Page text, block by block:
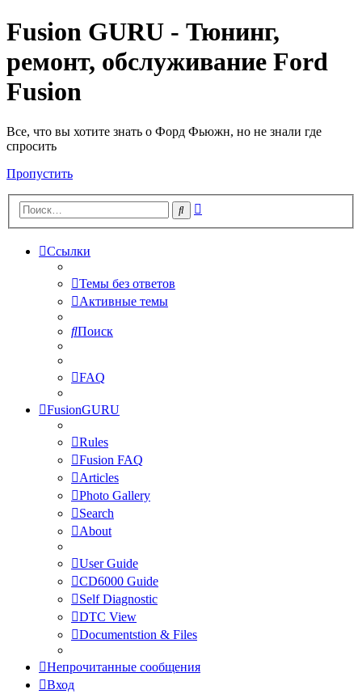
Fusion GURU - Тюнинг,
ремонт, обслуживание Ford
Fusion
Все, что вы хотите знать о Форд Фьюжн, но не знали где
спросить
Пропустить
Поиск
Ссылки
Темы без ответов
Активные темы
Поиск
FAQ
FusionGURU
Rules
Fusion FAQ
Articles
Photo Gallery
Search
About
User Guide
CD6000 Guide
Self Diagnostic
DTC View
Documentstion & Files
Непрочитанные сообщения
Вход